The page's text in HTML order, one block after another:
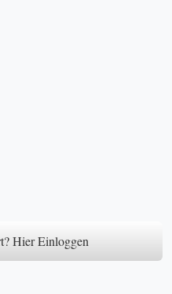
Hier Einloggen